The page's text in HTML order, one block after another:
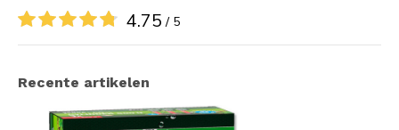
4.75 / 5
Recente artikelen